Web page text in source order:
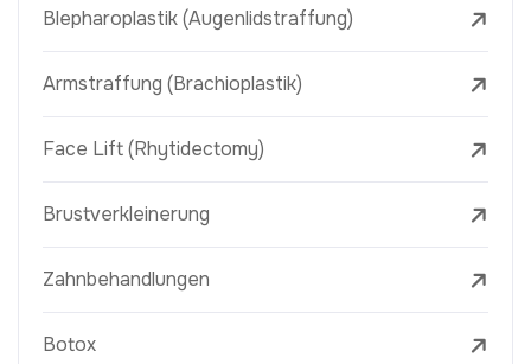
Blepharoplastik (Augenlidstraffung)
Armstraffung (Brachioplastik)
Face Lift (Rhytidectomy)
Brustverkleinerung
Zahnbehandlungen
Botox